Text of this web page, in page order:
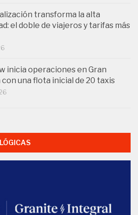
transforma la alta
el doble de viajeros y tarifas más
inicia operaciones en Gran
con una flota inicial de 20 taxis